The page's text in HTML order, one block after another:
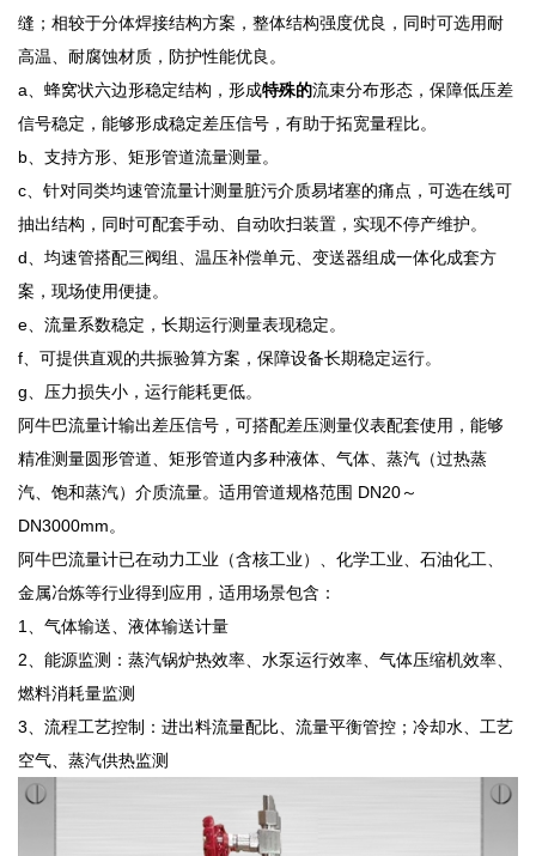
缝；相较于分体焊接结构方案，整体结构强度优良，同时可选用耐
高温、耐腐蚀材质，防护性能优良。
a、蜂窝状六边形稳定结构，形成特殊的流束分布形态，保障低压差
信号稳定，能够形成稳定差压信号，有助于拓宽量程比。
b、支持方形、矩形管道流量测量。
c、针对同类均速管流量计测量脏污介质易堵塞的痛点，可选在线可
抽出结构，同时可配套手动、自动吹扫装置，实现不停产维护。
d、均速管搭配三阀组、温压补偿单元、变送器组成一体化成套方
案，现场使用便捷。
e、流量系数稳定，长期运行测量表现稳定。
f、可提供直观的共振验算方案，保障设备长期稳定运行。
g、压力损失小，运行能耗更低。
阿牛巴流量计输出差压信号，可搭配差压测量仪表配套使用，能够
精准测量圆形管道、矩形管道内多种液体、气体、蒸汽（过热蒸
汽、饱和蒸汽）介质流量。适用管道规格范围 DN20～
DN3000mm。
阿牛巴流量计已在动力工业（含核工业）、化学工业、石油化工、
金属冶炼等行业得到应用，适用场景包含：
1、气体输送、液体输送计量
2、能源监测：蒸汽锅炉热效率、水泵运行效率、气体压缩机效率、
燃料消耗量监测
3、流程工艺控制：进出料流量配比、流量平衡管控；冷却水、工艺
空气、蒸汽供热监测